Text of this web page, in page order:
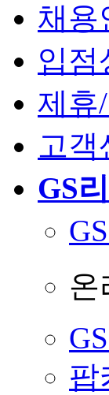
채용
입점
제휴
고객
GS
온
팝